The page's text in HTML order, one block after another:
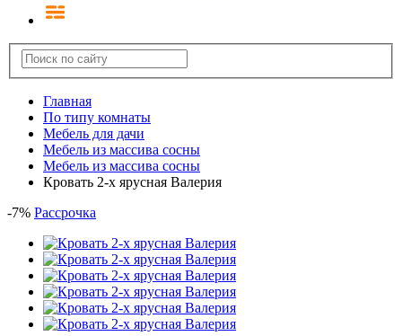
Главная
По типу комнаты
Мебель для дачи
Мебель из массива сосны
Мебель из массива сосны
Кровать 2-х ярусная Валерия
-7% Рассрочка